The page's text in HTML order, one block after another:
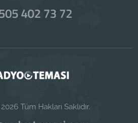
402 73 72
Tüm Hakları Saklıdır.